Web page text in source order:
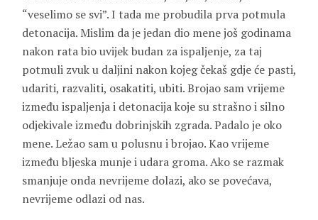
“veselimo se svi”. I tada me probudila prva potmula
detonacija. Mislim da je jedan dio mene još godinama
nakon rata bio uvijek budan za ispaljenje, za taj
potmuli zvuk u daljini nakon kojeg čekaš gdje će pasti,
udariti, razvaliti, osakatiti, ubiti. Brojao sam vrijeme
između ispaljenja i detonacija koje su strašno i silno
odjekivale između dobrinjskih zgrada. Padalo je oko
mene. Ležao sam u polusnu i brojao. Kao vrijeme
između bljeska munje i udara groma. Ako se razmak
smanjuje onda nevrijeme dolazi, ako se povećava,
nevrijeme odlazi od nas.